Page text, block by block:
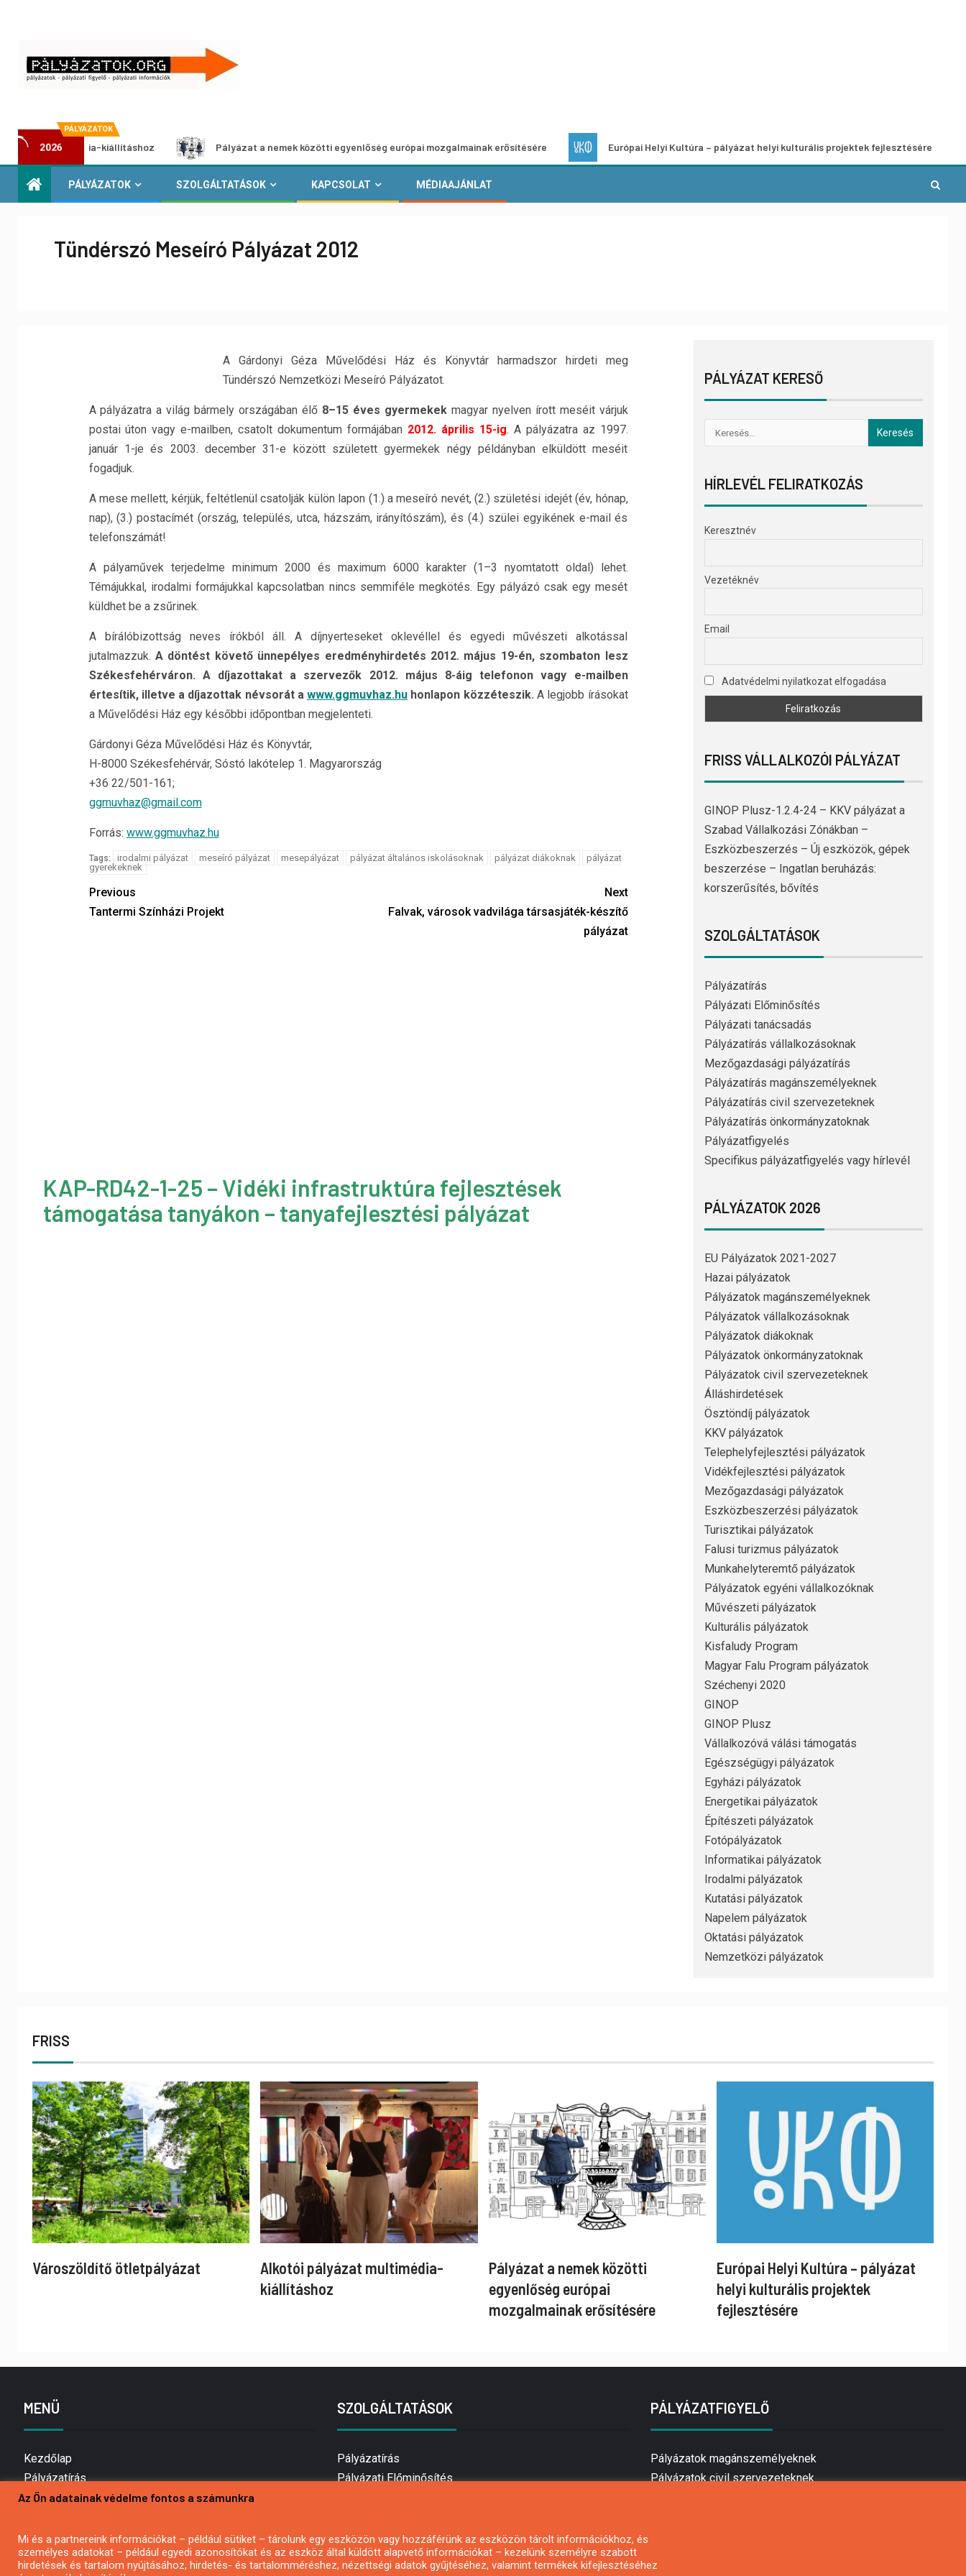
PÁLYÁZATOK
2026kiállításhoz Pályázat a nemek közötti egyenlőség európai mozgalmainak erősítésére Európai Helyi Kultúra – pályázat helyi kulturális projektek fejlesztésére
PÁLYÁZATOK SZOLGÁLTATÁSOK KAPCSOLAT MÉDIAAJÁNLAT
Tündérszó Meseíró Pályázat 2012
A Gárdonyi Géza Művelődési Ház és Könyvtár harmadszor hirdeti meg
Tündérszó Nemzetközi Meseíró Pályázatot.
A pályázatra a világ bármely országában élő 8–15 éves gyermekekmagyar nyelven írott meséit várjuk
postai úton vagy e-mailben, csatolt dokumentum formájában 2012. április 15-ig. A pályázatra az 1997.
január 1-je és 2003. december 31-e között született gyermekek négy példányban elküldött meséit
fogadjuk.
A mese mellett, kérjük, feltétlenül csatolják külön lapon (1.) a meseíró nevét, (2.) születési idejét (év, hónap,
nap), (3.) postacímét (ország, település, utca, házszám, irányítószám), és (4.) szülei egyikének e-mail és
telefonszámát!
A pályaművek terjedelme minimum 2000 és maximum 6000 karakter (1–3 nyomtatott oldal) lehet.
Témájukkal, irodalmi formájukkal kapcsolatban nincs semmiféle megkötés. Egy pályázó csak egy mesét
küldhet be a zsűrinek.
A bírálóbizottság neves írókból áll. A díjnyerteseket oklevéllel és egyedi művészeti alkotással
jutalmazzuk. A döntést követő ünnepélyes eredményhirdetés 2012. május 19-én, szombaton lesz
Székesfehérváron. A díjazottakat a szervezők 2012. május 8-áig telefonon vagy e-mailben
értesítik, illetve a díjazottak névsorát awww.ggmuvhaz.hu honlapon közzéteszik. A legjobb írásokat
a Művelődési Ház egy későbbi időpontban megjelenteti.
Gárdonyi Géza Művelődési Ház és Könyvtár,
H-8000 Székesfehérvár, Sóstó lakótelep 1. Magyarország
+36 22/501-161;
ggmuvhaz@gmail.com
Forrás: www.ggmuvhaz.hu
Tags: irodalmi pályázat meseíró pályázat mesepályázat pályázat általános iskolásoknak pályázat diákoknak
pályázat
gyerekeknek
Previous
Tantermi Színházi Projekt
Next
Falvak, városok vadvilága társasjáték-készítő
pályázat
KAP-RD42-1-25 – Vidéki infrastruktúra fejlesztések
támogatása tanyákon – tanyafejlesztési pályázat
PÁLYÁZAT KERESŐ
HÍRLEVÉL FELIRATKOZÁS
Keresztnév
Vezetéknév
Email
Adatvédelmi nyilatkozat elfogadása
FRISS VÁLLALKOZÓI PÁLYÁZAT
GINOP Plusz-1.2.4-24 – KKV pályázat a
Szabad Vállalkozási Zónákban –
Eszközbeszerzés – Új eszközök, gépek
beszerzése – Ingatlan beruházás:
korszerűsítés, bővítés
SZOLGÁLTATÁSOK
Pályázatírás
Pályázati Előminősítés
Pályázati tanácsadás
Pályázatírás vállalkozásoknak
Mezőgazdasági pályázatírás
Pályázatírás magánszemélyeknek
Pályázatírás civil szervezeteknek
Pályázatírás önkormányzatoknak
Pályázatfigyelés
Specifikus pályázatfigyelés vagy hírlevél
PÁLYÁZATOK 2026
EU Pályázatok 2021-2027
Hazai pályázatok
Pályázatok magánszemélyeknek
Pályázatok vállalkozásoknak
Pályázatok diákoknak
Pályázatok önkormányzatoknak
Pályázatok civil szervezeteknek
Álláshirdetések
Ösztöndíj pályázatok
KKV pályázatok
Telephelyfejlesztési pályázatok
Vidékfejlesztési pályázatok
Mezőgazdasági pályázatok
Eszközbeszerzési pályázatok
Turisztikai pályázatok
Falusi turizmus pályázatok
Munkahelyteremtő pályázatok
Pályázatok egyéni vállalkozóknak
Művészeti pályázatok
Kulturális pályázatok
Kisfaludy Program
Magyar Falu Program pályázatok
Széchenyi 2020
GINOP
GINOP Plusz
Vállalkozóvá válási támogatás
Egészségügyi pályázatok
Egyházi pályázatok
Energetikai pályázatok
Építészeti pályázatok
Fotópályázatok
Informatikai pályázatok
Irodalmi pályázatok
Kutatási pályázatok
Napelem pályázatok
Oktatási pályázatok
Nemzetközi pályázatok
FRISS
Városzöldítő ötletpályázat
Alkotói pályázat multimédia-
kiállításhoz
Pályázat a nemek közötti
egyenlőség európai
mozgalmainak erősítésére
Európai Helyi Kultúra – pályázat
helyi kulturális projektek
fejlesztésére
MENÜ
Kezdőlap
Pályázatírás
Bemutatkozás
Hírlevél feliratkozás
Impresszum
SZOLGÁLTATÁSOK
Pályázatírás
Pályázati Előminősítés
Mezőgazdasági pályázatírás
Pályázatírás magánszemélyeknek
PÁLYÁZATFIGYELŐ
Pályázatok magánszemélyeknek
Pályázatok civil szervezeteknek
Az Ön adatainak védelme fontos a számunkra
Mi és a partnereink információkat – például sütiket – tárolunk egy eszközön vagy hozzáférünk az eszközön tárolt információkhoz, és
személyes adatokat – például egyedi azonosítókat és az eszköz által küldött alapvető információkat – kezelünk személyre szabott
hirdetések és tartalom nyújtásához, hirdetés- és tartalomméréshez, nézettségi adatok gyűjtéséhez, valamint termékek kifejlesztéséhez